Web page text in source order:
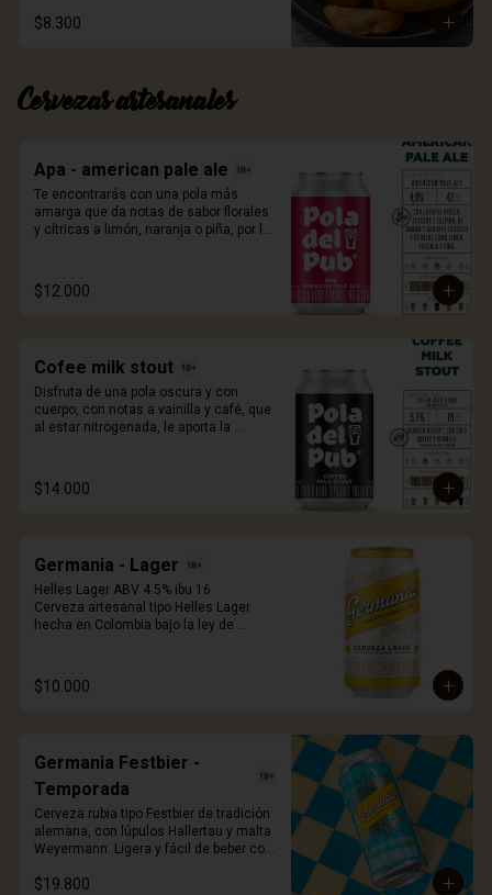
$8.300
Cervezas artesanales
Apa - american pale ale
Te encontrarás con una pola más
amarga que da notas de sabor florales
y cítricas a limón, naranja o piña, por los
$12.000
Cofee milk stout
Disfruta de una pola oscura y con
cuerpo, con notas a vainilla y café, que
al estar nitrogenada, le aporta la
completamente vertical sobre tu vaso
para liberar el efecto nitro y disfrutar de
$14.000
Germania - Lager
Helles Lager ABV 4.5% ibu 16
Cerveza artesanal tipo Helles Lager
hecha en Colombia bajo la ley de
malteada Wewyermann. De facil
tomabilidad, fresca y exquisita.
$10.000
Germania Festbier -
Temporada
Cerveza rubia tipo Festbier de tradición
alemana, con lúpulos Hallertau y malta
Weyermann. Ligera y fácil de beber con
notas a buen pan. A/V 6.0%, IBU 22,
$19.800